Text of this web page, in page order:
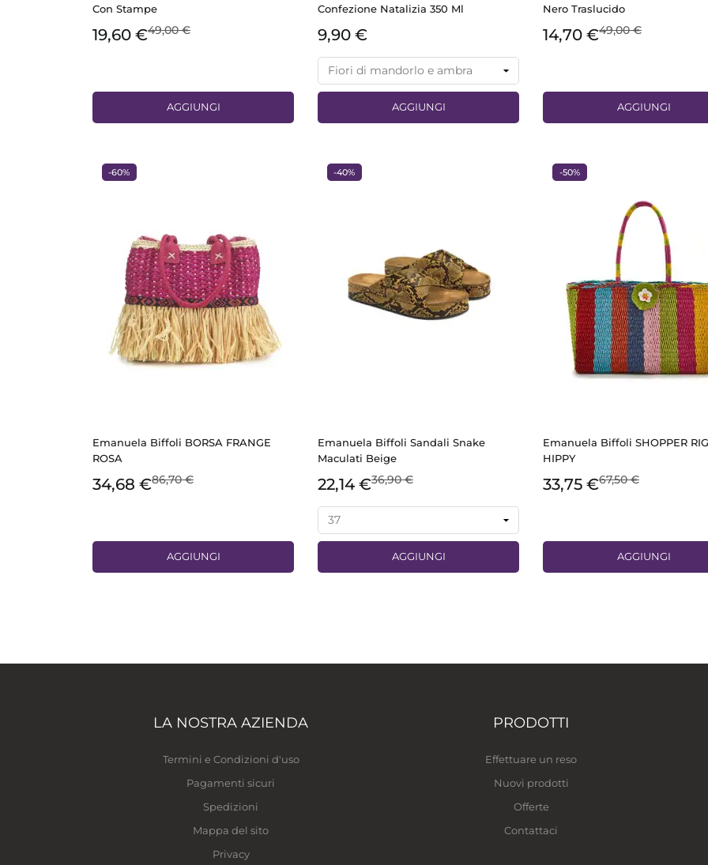
Con Stampe
19,60 €49,00 €
AGGIUNGI
Confezione Natalizia 350 Ml
9,90 €
AGGIUNGI
Nero Traslucido
14,70 €49,00 €
AGGIUNGI
ANTEPRIMA
Emanuela Biffoli BORSA FRANGE
ROSA
34,68 €86,70 €
AGGIUNGI
-60%
ANTEPRIMA
Emanuela Biffoli Sandali Snake
Maculati Beige
22,14 €36,90 €
AGGIUNGI
-40%
ANTEPRIMA
Emanuela Biffoli SHOPPER
HIPPY
33,75 €67,50 €
AGGIUNGI
-50%
LA NOSTRA AZIENDA
Termini e Condizioni d'uso
Pagamenti sicuri
Spedizioni
Mappa del sito
Privacy
PRODOTTI
Effettuare un reso
Nuovi prodotti
Offerte
Contattaci